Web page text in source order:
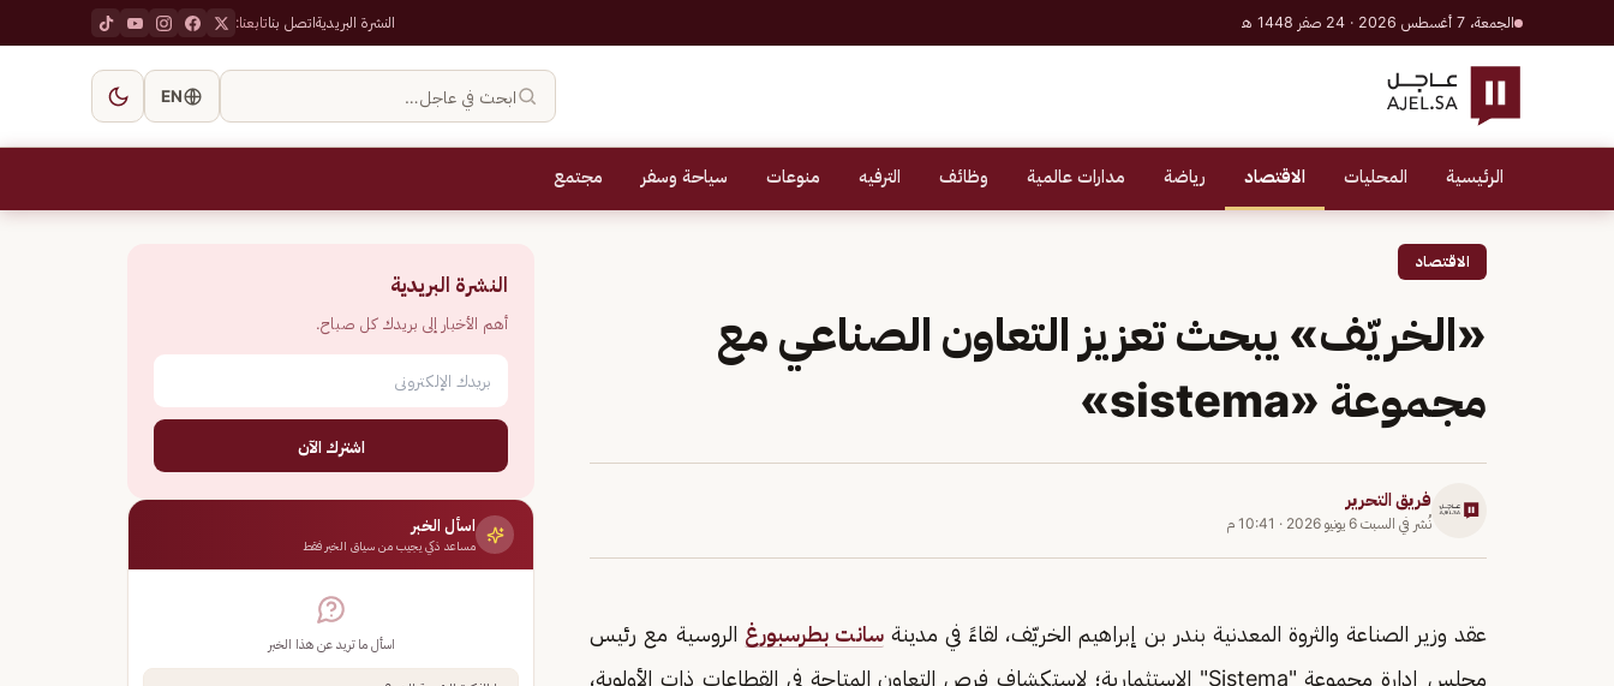
الجمعة، 7 أغسطس 2026 · 24 صفر 1448 هـ النشرة البريديةاتصل بناتابعنا:
ابحث في عاجل… EN
الرئيسية المحليات الاقتصاد رياضة مدارات عالمية وظائف الترفيه منوعات سياحة وسفر مجتمع
الاقتصاد
«الخريّف» يبحث تعزيز التعاون الصناعي مع
مجموعة «sistema»
فريق التحرير
نُشر في السبت 6 يونيو 2026 · 10:41 م
عقد وزير الصناعة والثروة المعدنية بندر بن إبراهيم الخريّف، لقاءً في مدينةسانت بطرسبورغ الروسية مع رئيس
مجلس إدارة مجموعة "Sistema" الاستثمارية؛ لاستكشاف فرص التعاون المتاحة في القطاعات ذات الأولوية،
النشرة البريدية
أهم الأخبار إلى بريدك كل صباح.
اشترك الآن
اسأل الخبر
مساعد ذكي يجيب من سياق الخبر فقط
اسأل ما تريد عن هذا الخبر